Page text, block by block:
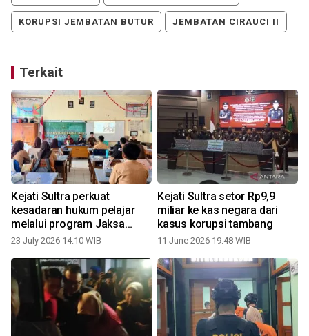
KORUPSI JEMBATAN BUTUR JEMBATAN CIRAUCI II
Terkait
Kejati Sultra perkuat
kesadaran hukum pelajar
melalui program Jaksa
masuk sekolah
23 July 2026 14:10 WIB
Kejati Sultra setor Rp9,9
miliar ke kas negara dari
kasus korupsi tambang
11 June 2026 19:48 WIB